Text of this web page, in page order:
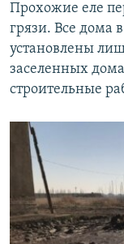
Прохожие еле
грязи. Все дома
установлены
заселенных
строительные